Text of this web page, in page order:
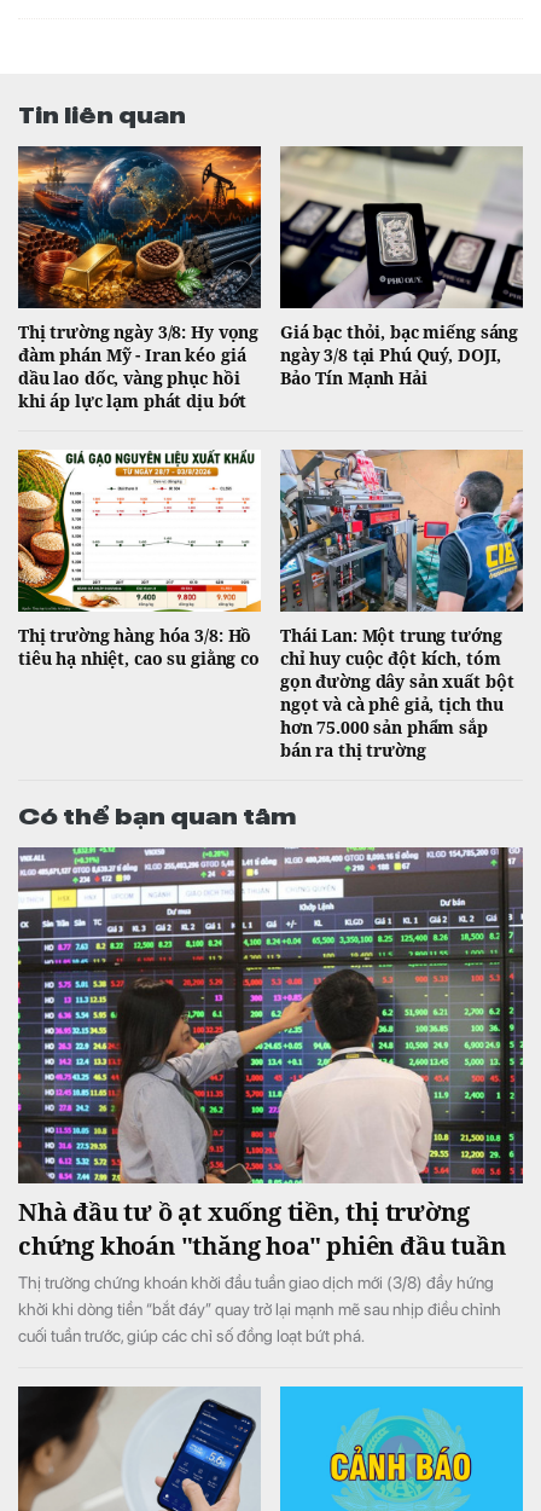
Tin liên quan
Thị trường ngày 3/8: Hy vọng
đàm phán Mỹ - Iran kéo giá
dầu lao dốc, vàng phục hồi
khi áp lực lạm phát dịu bớt
Giá bạc thỏi, bạc miếng sáng
ngày 3/8 tại Phú Quý, DOJI,
Bảo Tín Mạnh Hải
Thị trường hàng hóa 3/8: Hồ
tiêu hạ nhiệt, cao su giằng co
Thái Lan: Một trung tướng
chỉ huy cuộc đột kích, tóm
gọn đường dây sản xuất bột
ngọt và cà phê giả, tịch thu
hơn 75.000 sản phẩm sắp
bán ra thị trường
Có thể bạn quan tâm
Nhà đầu tư ồ ạt xuống tiền, thị trường
chứng khoán "thăng hoa" phiên đầu tuần
Thị trường chứng khoán khởi đầu tuần giao dịch mới (3/8) đầy hứng
khởi khi dòng tiền “bắt đáy” quay trở lại mạnh mẽ sau nhịp điều chỉnh
cuối tuần trước, giúp các chỉ số đồng loạt bứt phá.